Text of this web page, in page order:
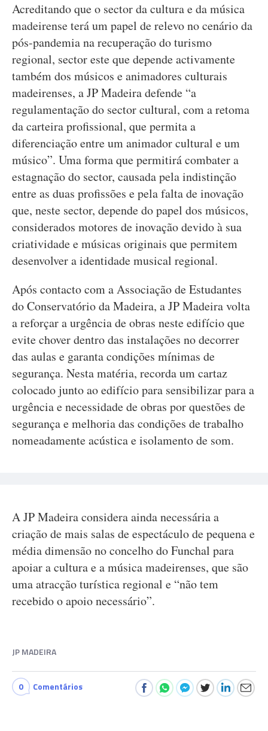
Acreditando que o sector da cultura e da música
madeirense terá um papel de relevo no cenário da
pós-pandemia na recuperação do turismo
regional, sector este que depende activamente
também dos músicos e animadores culturais
madeirenses, a JP Madeira defende “a
regulamentação do sector cultural, com a retoma
da carteira profissional, que permita a
diferenciação entre um animador cultural e um
músico”. Uma forma que permitirá combater a
estagnação do sector, causada pela indistinção
entre as duas profissões e pela falta de inovação
que, neste sector, depende do papel dos músicos,
considerados motores de inovação devido à sua
criatividade e músicas originais que permitem
desenvolver a identidade musical regional.
Após contacto com a Associação de Estudantes
do Conservatório da Madeira, a JP Madeira volta
a reforçar a urgência de obras neste edifício que
evite chover dentro das instalações no decorrer
das aulas e garanta condições mínimas de
segurança. Nesta matéria, recorda um cartaz
colocado junto ao edifício para sensibilizar para a
urgência e necessidade de obras por questões de
segurança e melhoria das condições de trabalho
nomeadamente acústica e isolamento de som.
A JP Madeira considera ainda necessária a
criação de mais salas de espectáculo de pequena e
média dimensão no concelho do Funchal para
apoiar a cultura e a música madeirenses, que são
uma atracção turística regional e “não tem
recebido o apoio necessário”.
JP MADEIRA
0 Comentários